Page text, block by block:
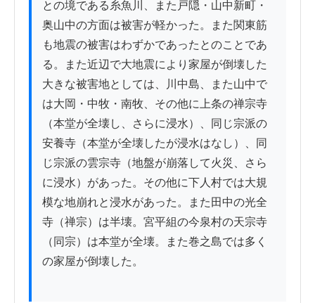
との境である糸魚川、また戸隠・山中新町・
奥山中の方面は被害が軽かった。また関東筋
も地震の被害はわずかであったとのことであ
る。また近辺で大地震により家屋が倒壊した
大きな被害地としては、川中島、また山中で
は大岡・中牧・南牧、その他に上条の禅宗寺
（本堂が全壊し、さらに浸水）、同じ宗派の
安養寺（本堂が全壊したが浸水はなし）、同
じ宗派の雲宗寺（地盤が崩落して火災、さら
に浸水）があった。その他に下人村では大規
模な地崩れと浸水があった。また田中の光全
寺（禅宗）は半壊。宮平組の今泉村の天宗寺
（同宗）は本堂が全壊。また巻之島では多く
の家屋が倒壊した。